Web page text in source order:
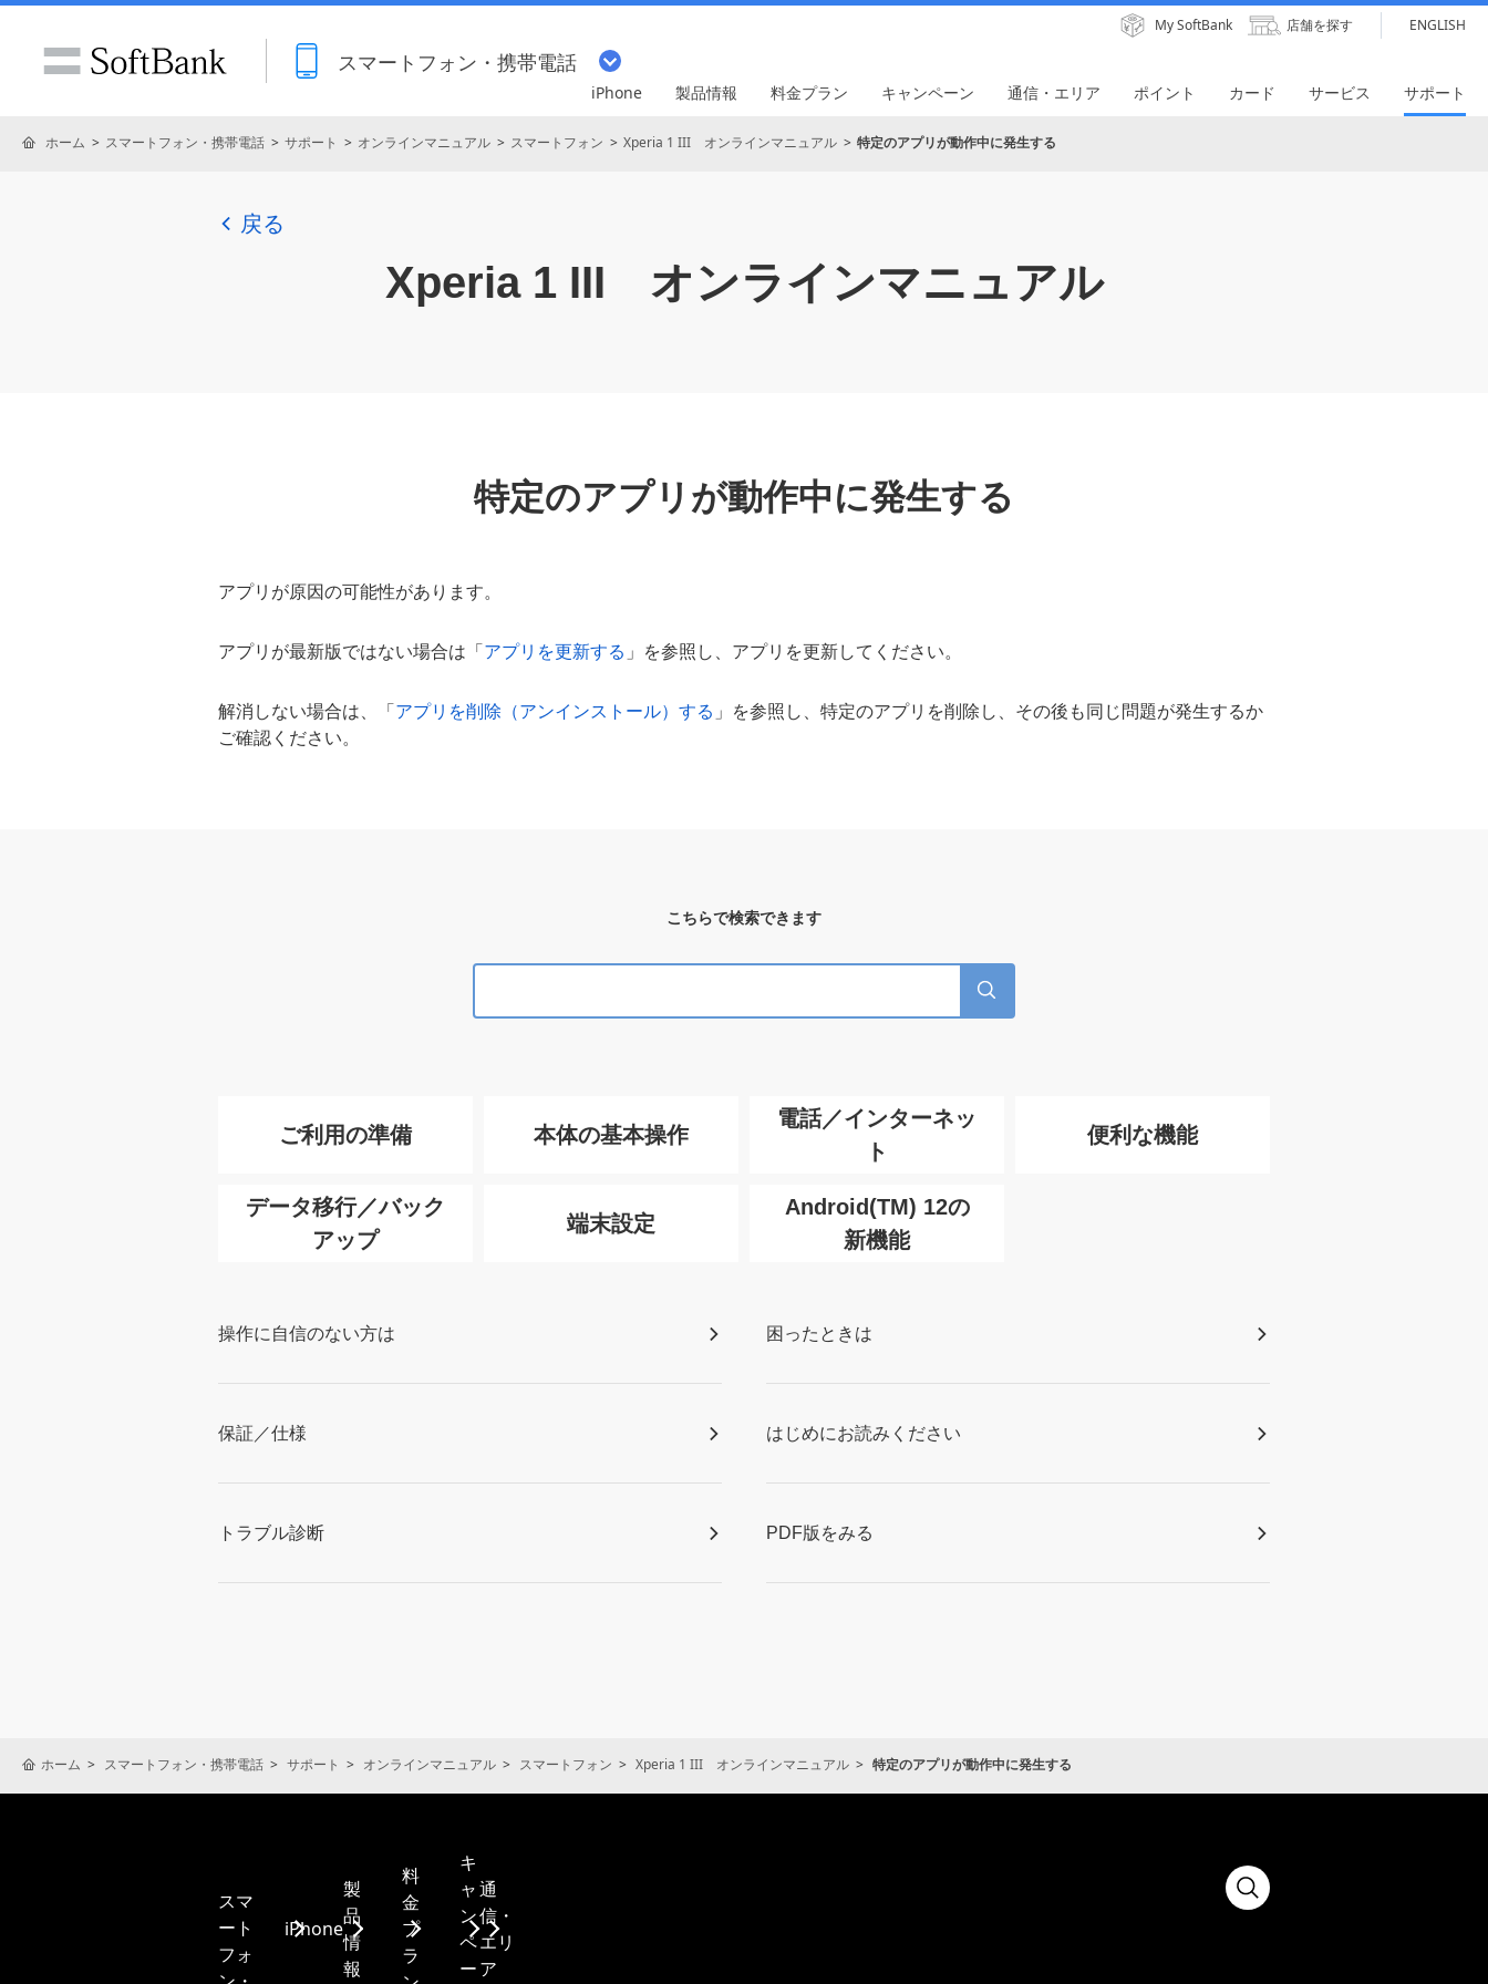
スマートフォン・携帯電話
My SoftBank 店舗を探す ENGLISH
iPhone 製品情報 料金プラン キャンペーン 通信・エリア ポイント カード サービス サポート
ホーム スマートフォン・携帯電話 サポート オンラインマニュアル スマートフォン Xperia 1 III オンラインマニュアル 特定のアプリが動作中に発生する
戻る
Xperia 1 III オンラインマニュアル
特定のアプリが動作中に発生する
アプリが原因の可能性があります。
アプリが最新版ではない場合は「 アプリを更新する 」を参照し、アプリを更新してください。
解消しない場合は、「 アプリを削除（アンインストール）する 」を参照し、特定のアプリを削除し、その後も同じ問題が発生するか
ご確認ください。
こちらで検索できます
ご利用の準備 本体の基本操作
電話／インターネッ
ト
便利な機能
データ移行／バック
アップ
端末設定
Android(TM) 12の
新機能
操作に自信のない方は 困ったときは
保証／仕様 はじめにお読みください
トラブル診断 PDF版をみる
ホーム スマートフォン・携帯電話 サポート オンラインマニュアル スマートフォン Xperia 1 III オンラインマニュアル 特定のアプリが動作中に発生する
スマ
ート
フォ
iPhone
製
品
情
報
料
金
プ
ラ
キ
ャ
ン
ペ
ー
通
信・
エリ
ア